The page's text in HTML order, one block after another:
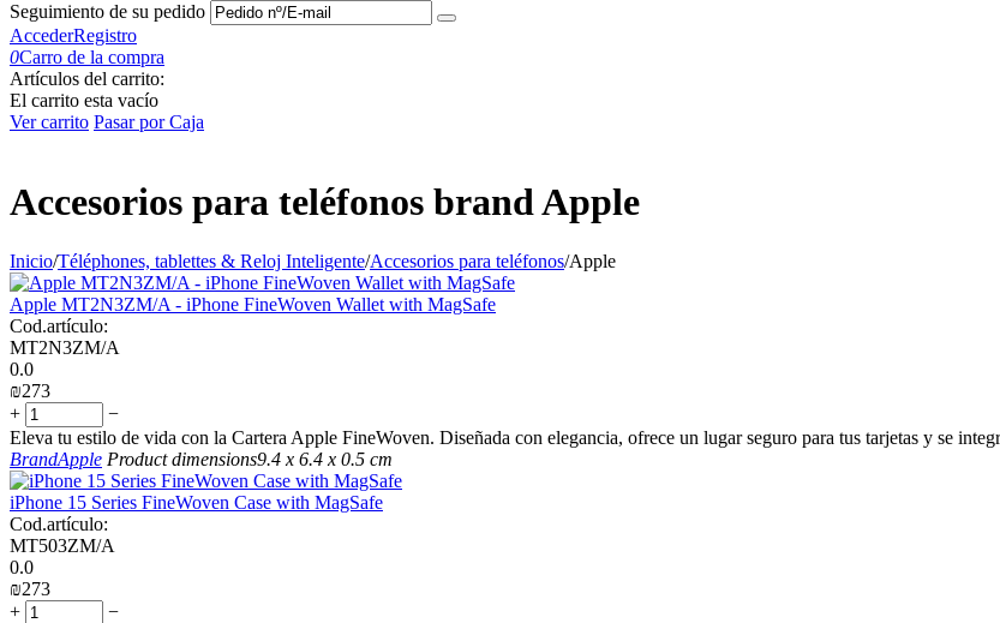
Seguimiento de su pedido
AccederRegistro
0Carro de la compra
Artículos del carrito:
El carrito esta vacío
Ver carrito Pasar por Caja
Accesorios para teléfonos brand Apple
Inicio/Téléphones, tablettes & Reloj Inteligente/Accesorios para teléfonos/Apple
Apple MT2N3ZM/A - iPhone FineWoven Wallet with MagSafe
Cod.artículo:
MT2N3ZM/A
0.0
₪‍273‍
+
−
Eleva tu estilo de vida con la Cartera Apple FineWoven. Diseñada con elegancia, ofrece un lugar seguro para tus tarjetas y se
BrandApple Product dimensions9.4 x 6.4 x 0.5 cm
iPhone 15 Series FineWoven Case with MagSafe
Cod.artículo:
MT503ZM/A
0.0
₪‍273‍
+
−